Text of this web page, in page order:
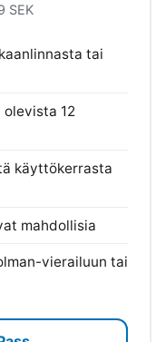
SEK
tai
12
käyttökerrasta
mahdollisia
vierailuun tai